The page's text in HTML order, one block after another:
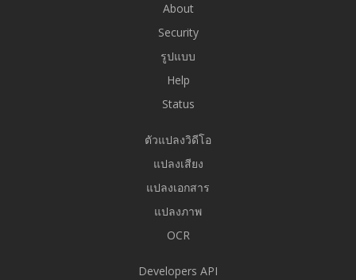
About
Security
รูปแบบ
Help
Status
ตัวแปลงวิดีโอ
แปลงเสียง
แปลงเอกสาร
แปลงภาพ
OCR
Developers API